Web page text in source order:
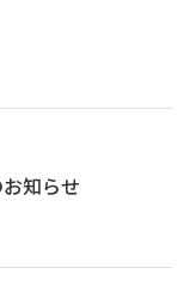
知らせ